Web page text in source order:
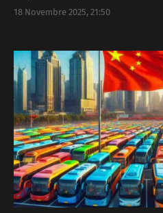
18 Novembre 2025, 21:50